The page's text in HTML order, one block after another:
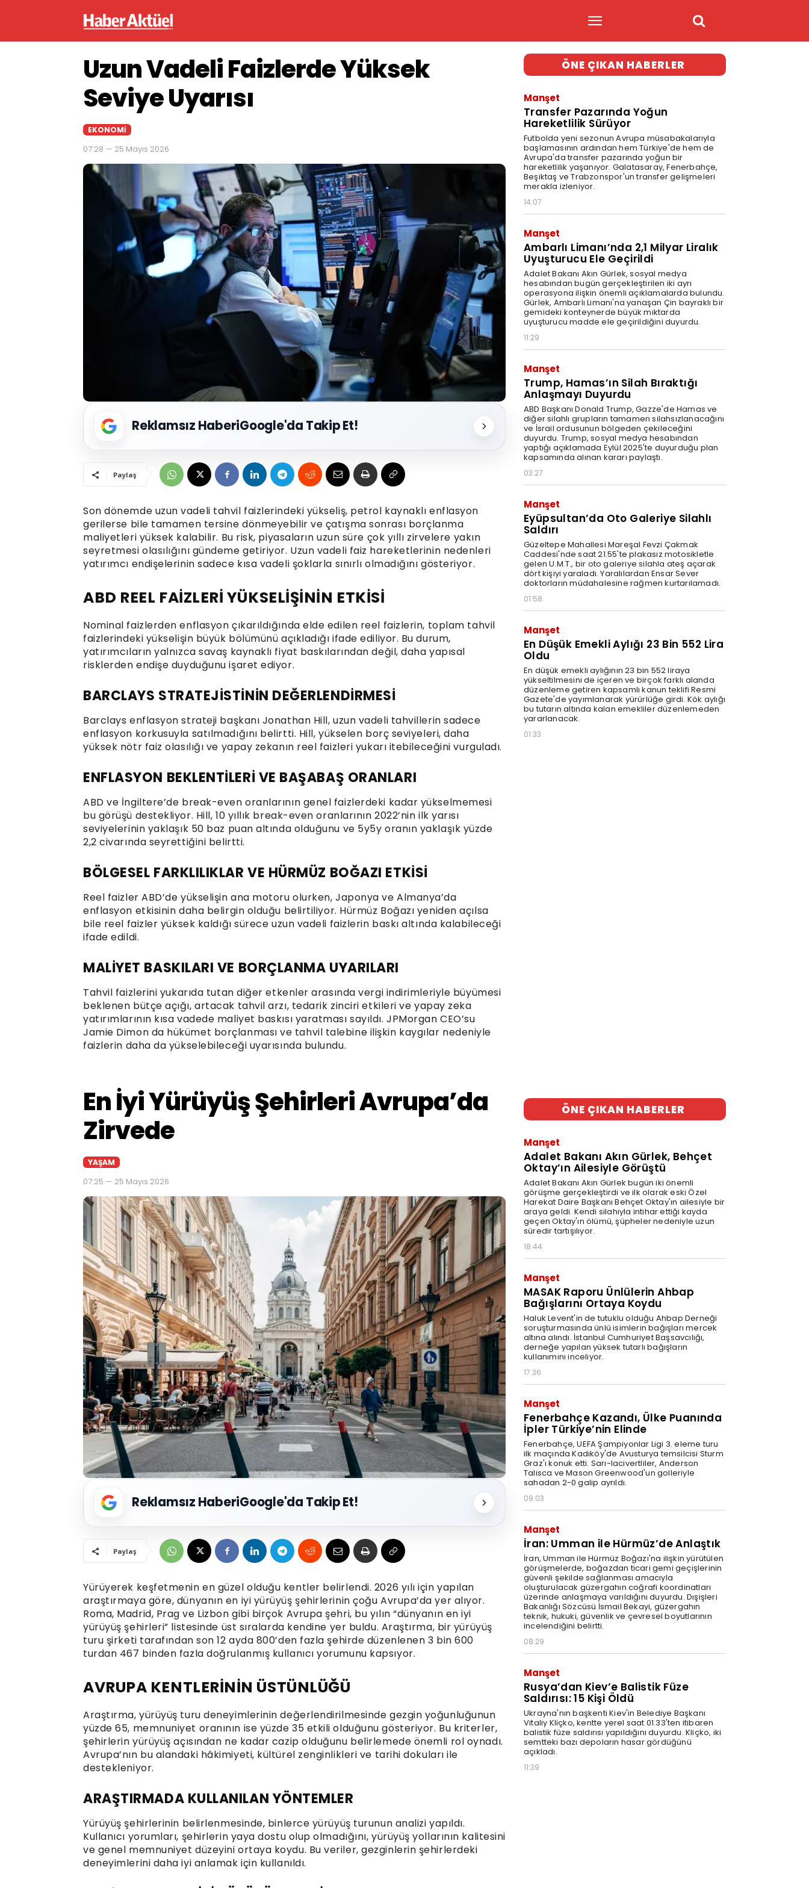
Uzun Vadeli Faizlerde Yüksek
Seviye Uyarısı
EKONOMI
07:28 — 25 Mayıs 2026
Reklamsız HaberiGoogle'da Takip Et!
Paylaş
Son dönemde uzun vadeli tahvil faizlerindeki yükseliş, petrol kaynaklı enflasyon
gerilerse bile tamamen tersine dönmeyebilir ve çatışma sonrası borçlanma
maliyetleri yüksek kalabilir. Bu risk, piyasaların uzun süre çok yıllı zirvelere yakın
seyretmesi olasılığını gündeme getiriyor. Uzun vadeli faiz hareketlerinin nedenleri
yatırımcı endişelerinin sadece kısa vadeli şoklarla sınırlı olmadığını gösteriyor.
ABD REEL FAİZLERİ YÜKSELİŞİNİN ETKİSİ
Nominal faizlerden enflasyon çıkarıldığında elde edilen reel faizlerin, toplam tahvil
faizlerindeki yükselişin büyük bölümünü açıkladığı ifade ediliyor. Bu durum,
yatırımcıların yalnızca savaş kaynaklı fiyat baskılarından değil, daha yapısal
risklerden endişe duyduğunu işaret ediyor.
BARCLAYS STRATEJİSTİNİN DEĞERLENDİRMESİ
Barclays enflasyon strateji başkanı Jonathan Hill, uzun vadeli tahvillerin sadece
enflasyon korkusuyla satılmadığını belirtti. Hill, yükselen borç seviyeleri, daha
yüksek nötr faiz olasılığı ve yapay zekanın reel faizleri yukarı itebileceğini vurguladı.
ENFLASYON BEKLENTİLERİ VE BAŞABAŞ ORANLARI
ABD ve İngiltere’de break-even oranlarının genel faizlerdeki kadar yükselmemesi
bu görüşü destekliyor. Hill, 10 yıllık break-even oranlarının 2022’nin ilk yarısı
seviyelerinin yaklaşık 50 baz puan altında olduğunu ve 5y5y oranın yaklaşık yüzde
2,2 civarında seyrettiğini belirtti.
BÖLGESEL FARKLILIKLAR VE HÜRMÜZ BOĞAZI ETKİSİ
Reel faizler ABD’de yükselişin ana motoru olurken, Japonya ve Almanya’da
enflasyon etkisinin daha belirgin olduğu belirtiliyor. Hürmüz Boğazı yeniden açılsa
bile reel faizler yüksek kaldığı sürece uzun vadeli faizlerin baskı altında kalabileceği
ifade edildi.
MALİYET BASKILARI VE BORÇLANMA UYARILARI
Tahvil faizlerini yukarıda tutan diğer etkenler arasında vergi indirimleriyle büyümesi
beklenen bütçe açığı, artacak tahvil arzı, tedarik zinciri etkileri ve yapay zeka
yatırımlarının kısa vadede maliyet baskısı yaratması sayıldı. JPMorgan CEO’su
Jamie Dimon da hükümet borçlanması ve tahvil talebine ilişkin kaygılar nedeniyle
faizlerin daha da yükselebileceği uyarısında bulundu.
ÖNE ÇIKAN HABERLER
Manşet
Transfer Pazarında Yoğun
Hareketlilik Sürüyor
Futbolda yeni sezonun Avrupa müsabakalarıyla
başlamasının ardından hem Türkiye'de hem de
Avrupa'da transfer pazarında yoğun bir
hareketlilik yaşanıyor. Galatasaray, Fenerbahçe,
Beşiktaş ve Trabzonspor'un transfer gelişmeleri
merakla izleniyor.
14:07
Manşet
Ambarlı Limanı’nda 2,1 Milyar Liralık
Uyuşturucu Ele Geçirildi
Adalet Bakanı Akın Gürlek, sosyal medya
hesabından bugün gerçekleştirilen iki ayrı
operasyona ilişkin önemli açıklamalarda bulundu.
Gürlek, Ambarlı Limanı'na yanaşan Çin bayraklı bir
gemideki konteynerde büyük miktarda
uyuşturucu madde ele geçirildiğini duyurdu.
11:29
Manşet
Trump, Hamas’ın Silah Bıraktığı
Anlaşmayı Duyurdu
ABD Başkanı Donald Trump, Gazze'de Hamas ve
diğer silahlı grupların tamamen silahsızlanacağını
ve İsrail ordusunun bölgeden çekileceğini
duyurdu. Trump, sosyal medya hesabından
yaptığı açıklamada Eylül 2025'te duyurduğu plan
kapsamında alınan kararı paylaştı.
03:27
Manşet
Eyüpsultan’da Oto Galeriye Silahlı
Saldırı
Güzeltepe Mahallesi Mareşal Fevzi Çakmak
Caddesi'nde saat 21.55'te plakasız motosikletle
gelen U.M.T., bir oto galeriye silahla ateş açarak
dört kişiyi yaraladı. Yaralılardan Ensar Sever
doktorların müdahalesine rağmen kurtarılamadı.
01:58
Manşet
En Düşük Emekli Aylığı 23 Bin 552 Lira
Oldu
En düşük emekli aylığının 23 bin 552 liraya
yükseltilmesini de içeren ve birçok farklı alanda
düzenleme getiren kapsamlı kanun teklifi Resmi
Gazete'de yayımlanarak yürürlüğe girdi. Kök aylığı
bu tutarın altında kalan emekliler düzenlemeden
yararlanacak.
01:33